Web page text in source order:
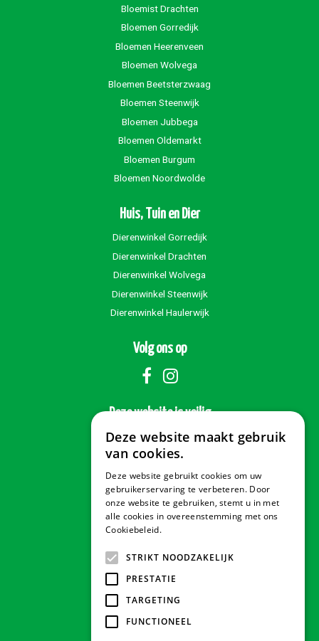
Bloemist Drachten
Bloemen Gorredijk
Bloemen Heerenveen
Bloemen Wolvega
Bloemen Beetsterzwaag
Bloemen Steenwijk
Bloemen Jubbega
Bloemen Oldemarkt
Bloemen Burgum
Bloemen Noordwolde
Huis, Tuin en Dier
Dierenwinkel Gorredijk
Dierenwinkel Drachten
Dierenwinkel Wolvega
Dierenwinkel Steenwijk
Dierenwinkel Haulerwijk
Volg ons op
Deze website is veilig
Veilig betalen
Contact & Openingstijden
Tuindorado Gorredijk
Deze website maakt gebruik
van cookies.
Deze website gebruikt cookies om uw
gebruikerservaring te verbeteren. Door
onze website te gebruiken, stemt u in met
alle cookies in overeenstemming met ons
Cookiebeleid.
STRIKT NOODZAKELIJK
PRESTATIE
TARGETING
FUNCTIONEEL